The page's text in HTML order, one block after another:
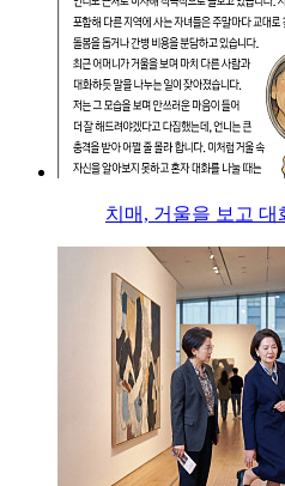
치매, 거울을 보고 대